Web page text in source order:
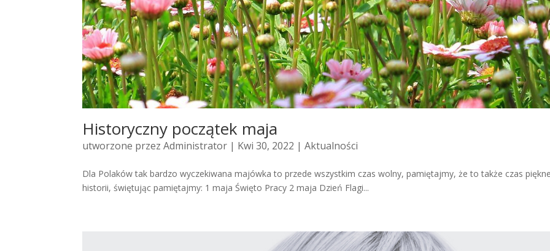
Historyczny początek maja
utworzone przezAdministrator | Kwi 30, 2022 |Aktualności
Dla Polaków tak bardzo wyczekiwana majówka to przede wszystkim czas wolny, pamiętajmy, że to także czas
historii, świętując pamiętajmy: 1 maja Święto Pracy 2 maja Dzień Flagi...